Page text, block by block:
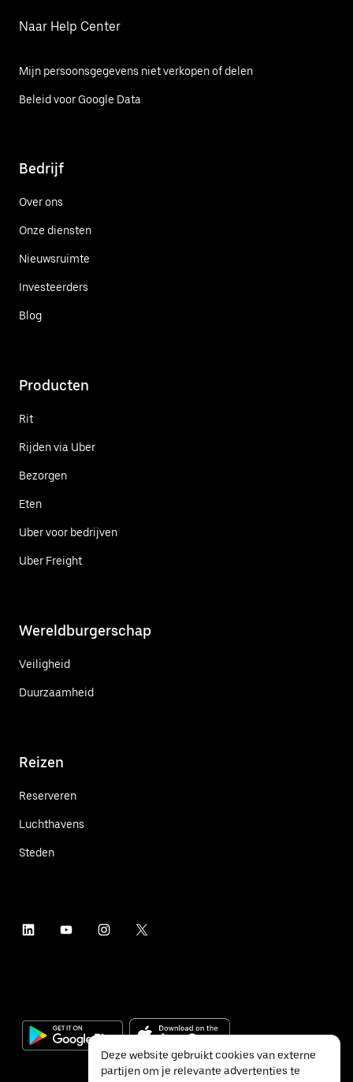
Naar Help Center
Mijn persoonsgegevens niet verkopen of delen
Beleid voor Google Data
Bedrijf
Over ons
Onze diensten
Nieuwsruimte
Investeerders
Blog
Producten
Rit
Rijden via Uber
Bezorgen
Eten
Uber voor bedrijven
Uber Freight
Wereldburgerschap
Veiligheid
Duurzaamheid
Reizen
Reserveren
Luchthavens
Steden
Deze website gebruikt cookies van externe
partijen om je relevante advertenties te